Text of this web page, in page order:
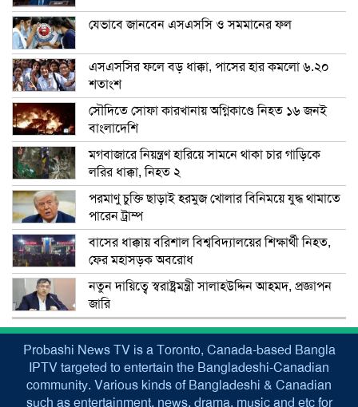
যেভাবে জানবেন এসএসসি ও সমমানের ফল
এসএসসির ফলে বড় ধাক্কা, পাসের হার কমলো ৬.২০
শতাংশ
সৌদিতে সোফা কারখানায় অগ্নিকাণ্ডে নিহত ১৬ জনই
বাংলাদেশি
মগবাজারে নিয়ন্ত্রণ হারিয়ে সামনে থাকা চার গাড়িকে
লরির ধাক্কা, নিহত ২
পরমাণু চুক্তি ছাড়াই হরমুজ খোলার বিনিময়ে যুদ্ধ থামাতে
পারেন ট্রাম্প
বাসের ধাক্কায় বরিশাল বিশ্ববিদ্যালয়ের শিক্ষার্থী নিহত,
ফের মহাসড়ক অবরোধ
নতুন দায়িত্বে স্বরাষ্ট্রমন্ত্রী সালাহউদ্দিন আহমদ, প্রজ্ঞাপন
জারি
Probashi News TV is a Toronto, Canada-based Bangla
IPTV targeted to entertain the Bangladeshi-Canadian
community. Various kinds of Bangladeshi & Canadian
such as entertainment, news, drama, music and etc for